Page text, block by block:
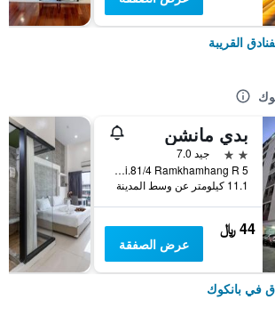
القريبة
بدي مانشن
2 نجمتين
جيد 7.0
5 Soi.81/4 Ramkhamhang R., بانكوك, تايلاند
11.1 كيلومتر عن وسط المدينة
44 ﷼
عرض الصفقة
في بانكوك